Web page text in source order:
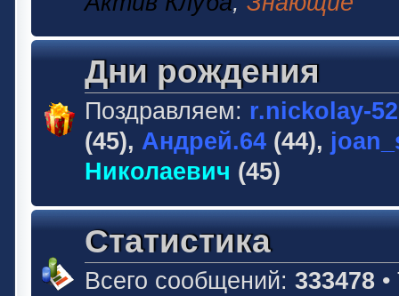
Дни рождения
Поздравляем: r.nickolay-
(45), Андрей.64 (44),
Николаевич (45)
Статистика
Всего сообщений: 333478